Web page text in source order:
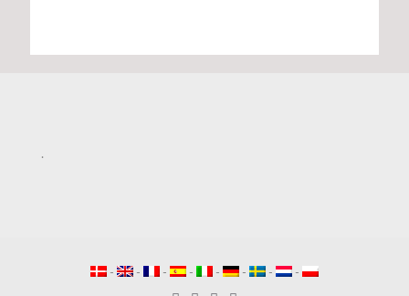
.
- - - - - - - -